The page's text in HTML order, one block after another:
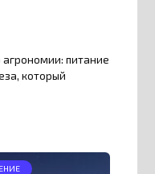
питание
который